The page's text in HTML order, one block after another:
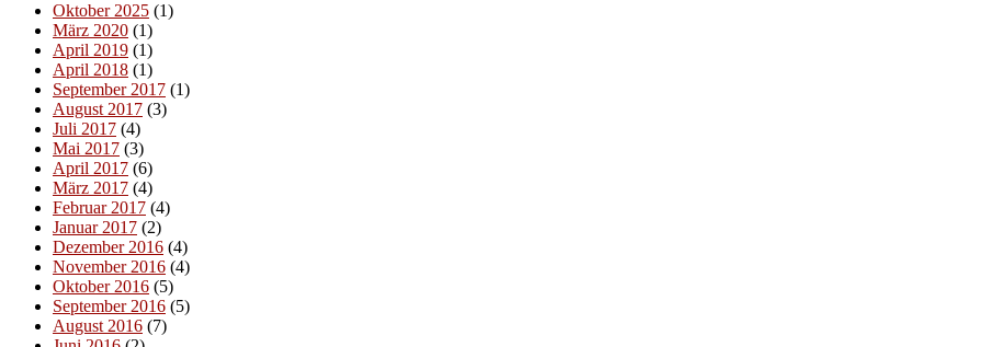
Oktober 2025 (1)
März 2020 (1)
April 2019 (1)
April 2018 (1)
September 2017 (1)
August 2017 (3)
Juli 2017 (4)
Mai 2017 (3)
April 2017 (6)
März 2017 (4)
Februar 2017 (4)
Januar 2017 (2)
Dezember 2016 (4)
November 2016 (4)
Oktober 2016 (5)
September 2016 (5)
August 2016 (7)